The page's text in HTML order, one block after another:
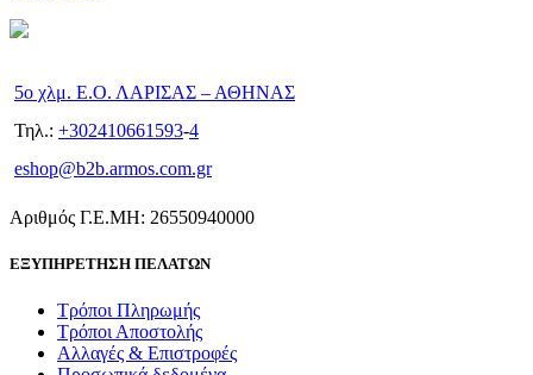
5ο χλμ. Ε.Ο. ΛΑΡΙΣΑΣ – ΑΘΗΝΑΣ
Τηλ.: +302410661593-4
eshop@b2b.armos.com.gr
Αριθμός Γ.Ε.ΜΗ: 26550940000
ΕΞΥΠΗΡΕΤΗΣΗ ΠΕΛΑΤΩΝ
Τρόποι Πληρωμής
Τρόποι Αποστολής
Αλλαγές & Επιστροφές